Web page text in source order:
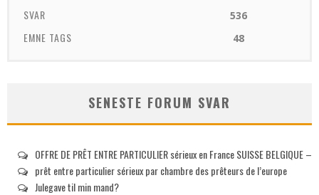
SVAR 536
EMNE TAGS 48
SENESTE FORUM SVAR
OFFRE DE PRÊT ENTRE PARTICULIER sérieux en France SUISSE BELGIQUE –
prêt entre particulier sérieux par chambre des prêteurs de l’europe
Julegave til min mand?